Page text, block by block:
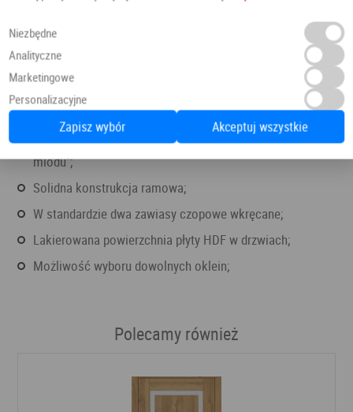
Ramiak z płyty MDF drewna iglastego [14 cm], który
Przeszklenia są wytrzymałe, bo sama szyba jest
bezpieczna (szkło hartowane);
Opcja wyboru dowolnego zamka;
Jeden z popularnych rodzajów wypełnienia, opcje "plastra
miodu";
Solidna konstrukcja ramowa;
W standardzie dwa zawiasy czopowe wkręcane;
Lakierowana powierzchnia płyty HDF w drzwiach;
Możliwość wyboru dowolnych oklein;
Polecamy również
Niezbędne
Analityczne
Marketingowe
Personalizacyjne
Zapisz wybór Akceptuj wszystkie